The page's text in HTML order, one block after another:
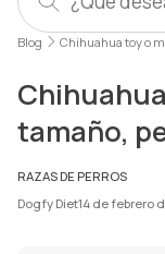
Blog Chihuahua toy o
tamaño,
RAZAS DE PERROS
Dogfy Diet14 de febrero